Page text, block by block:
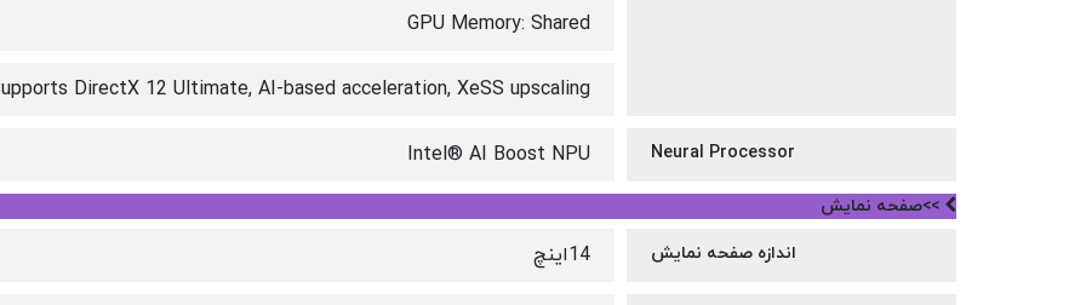
GPU Memory: Shared
DirectX 12 Ultimate, AI-based acceleration, XeSS upscaling
Neural Processor
Intel® AI Boost NPU
>>صفحه نمایش
اندازه صفحه نمایش 14اینچ